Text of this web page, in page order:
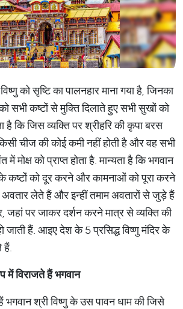
को सृष्टि का पालनहार माना गया है, जिनका
सभी कष्टों से मुक्ति दिलाते हुए सभी सुखों को
है कि जिस व्यक्ति पर श्रीहरि की कृपा बरस
चीज की कोई कमी नहीं होती है और वह सभी
मोक्ष को प्राप्त होता है. मान्यता है कि भगवान
कष्टों को दूर करने और कामनाओं को पूरा करने
लेते हैं और इन्हीं तमाम अवतारों से जुड़े हैं
जहां पर जाकर दर्शन करने मात्र से व्यक्ति की
जाती हैं. आइए देश के 5 प्रसिद्ध विष्णु मंदिर के
हैं.
में विराजते हैं भगवान
श्री विष्णु के उस पावन धाम की जिसे